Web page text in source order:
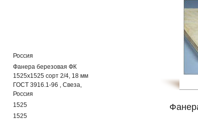
Россия
Фанера березовая ФК
1525x1525 сорт 2/4, 18 мм
ГОСТ 3916.1-96 , Свеза,
Россия
1525
1525